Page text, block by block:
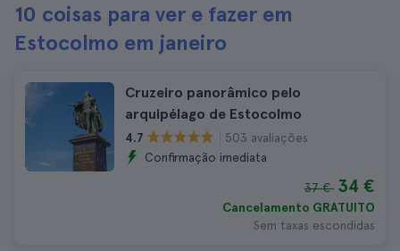
10 coisas para ver e fazer em
Estocolmo em janeiro
Cruzeiro panorâmico pelo
arquipélago de Estocolmo
4.7
503 avaliações
Confirmação imediata
37 € 34 €
Cancelamento GRATUITO
Sem taxas escondidas